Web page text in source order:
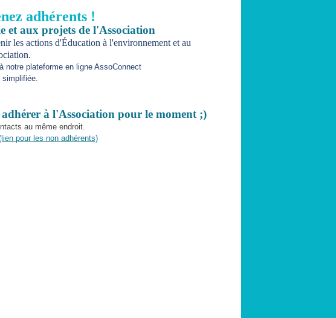
adhérents !
et aux projets de l'Association
les actions d'Éducation à l'environnement et au
notre plateforme en ligne AssoConnect
simplifiée.
adhérer à l'Association pour le moment ;)
au même endroit.
pour les non adhérents)